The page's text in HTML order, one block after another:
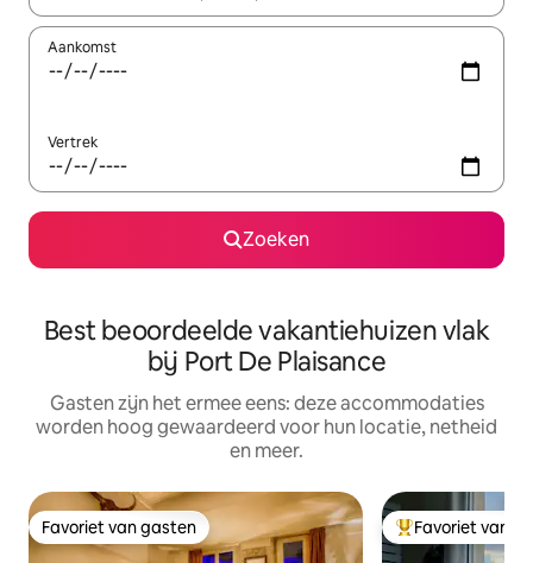
Aankomst
Vertrek
Zoeken
Best beoordeelde vakantiehuizen vlak
bij Port De Plaisance
Gasten zijn het ermee eens: deze accommodaties
worden hoog gewaardeerd voor hun locatie, netheid
en meer.
Favoriet van gasten
Favoriet van gasten Topfavoriet van
Favoriet van